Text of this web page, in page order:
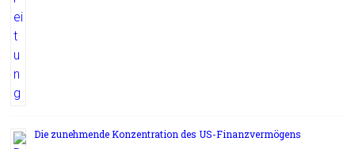
Die zunehmende Konzentration des US-Finanzvermögens